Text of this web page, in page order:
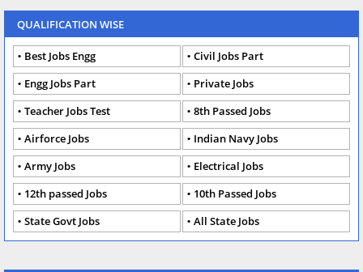
QUALIFICATION WISE
Best Jobs Engg
Civil Jobs Part
Engg Jobs Part
Private Jobs
Teacher Jobs Test
8th Passed Jobs
Airforce Jobs
Indian Navy Jobs
Army Jobs
Electrical Jobs
12th passed Jobs
10th Passed Jobs
State Govt Jobs
All State Jobs